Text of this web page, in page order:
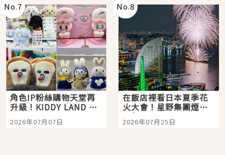
No.7
角色IP粉絲購物天堂再
升級！KIDDY LAND 原
宿店吉伊卡哇迎客，新
開幕 OMOKADO 店3分
2026年07月07日
No.8
在飯店裡看日本夏季花
火大會！星野集團煙火
景觀飯店6選，讓你不用
人擠人悠閒欣賞
2026年07月25日